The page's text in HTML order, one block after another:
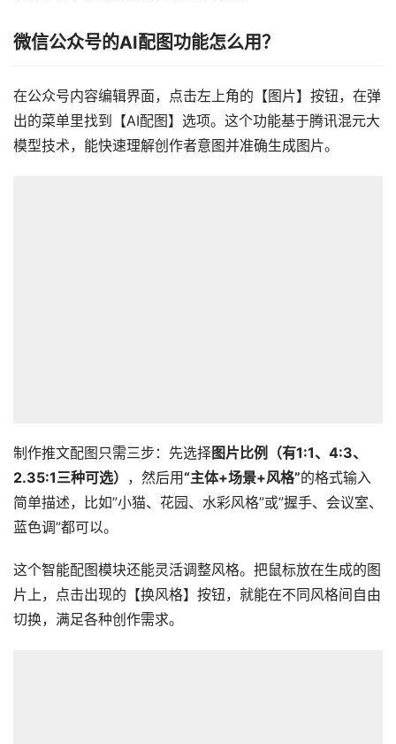
微信公众号的AI配图功能怎么用？
在公众号内容编辑界面，点击左上角的【图片】按钮，在弹
出的菜单里找到【AI配图】选项。这个功能基于腾讯混元大
模型技术，能快速理解创作者意图并准确生成图片。
制作推文配图只需三步：先选择图片比例（有1:1、4:3、
2.35:1三种可选）
，然后用“主体+场景+风格”的格式输入
简单描述，比如”小猫、花园、水彩风格”或”握手、会议室、
蓝色调”都可以。
这个智能配图模块还能灵活调整风格。把鼠标放在生成的图
片上，点击出现的【换风格】按钮，就能在不同风格间自由
切换，满足各种创作需求。